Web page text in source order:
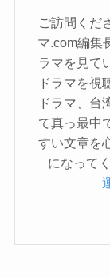
ご訪問くだ
マ.com編集
ラマを見て
ドラマを視
ドラマ、台
て真っ最中
すい文章を
になって